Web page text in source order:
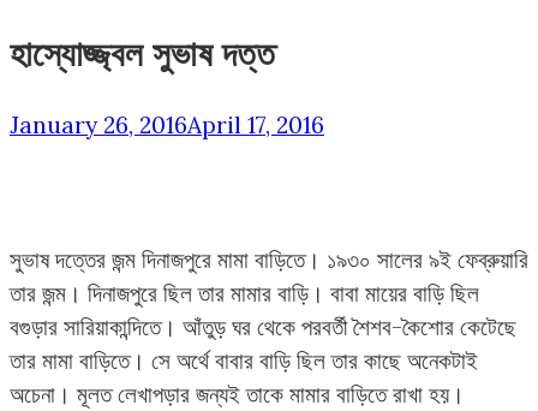
হাস্যোজ্জ্বল সুভাষ দত্ত
January 26, 2016April 17, 2016
সুভাষ দত্তের জন্ম দিনাজপুরে মামা বাড়িতে। ১৯৩০ সালের ৯ই ফেব্রুয়ারি
তার জন্ম। দিনাজপুরে ছিল তার মামার বাড়ি। বাবা মায়ের বাড়ি ছিল
বগুড়ার সারিয়াকান্দিতে। আঁতুড় ঘর থেকে পরবর্তী শৈশব-কৈশোর কেটেছে
তার মামা বাড়িতে। সে অর্থে বাবার বাড়ি ছিল তার কাছে অনেকটাই
অচেনা। মূলত লেখাপড়ার জন্যই তাকে মামার বাড়িতে রাখা হয়।